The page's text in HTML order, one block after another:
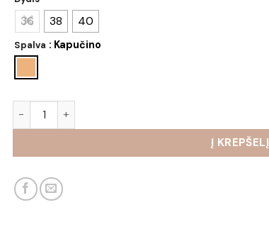
36 38 40
Spalva : Kapučino
produkto kiekis: Suknelė Veronika
Į KREPŠELĮ